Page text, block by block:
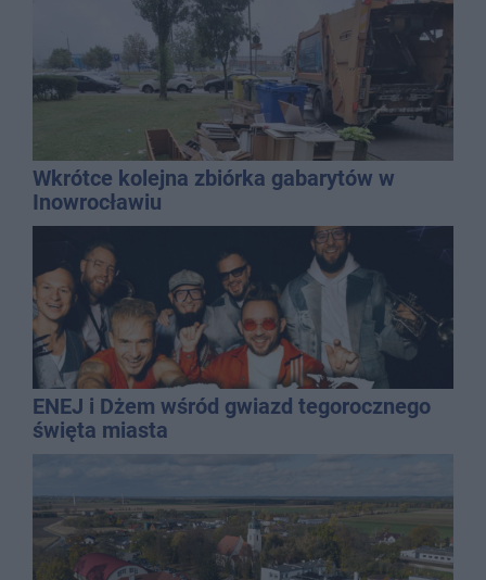
Wkrótce kolejna zbiórka gabarytów w
Inowrocławiu
ENEJ i Dżem wśród gwiazd tegorocznego
święta miasta